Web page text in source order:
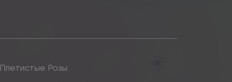
Плетистые Розы